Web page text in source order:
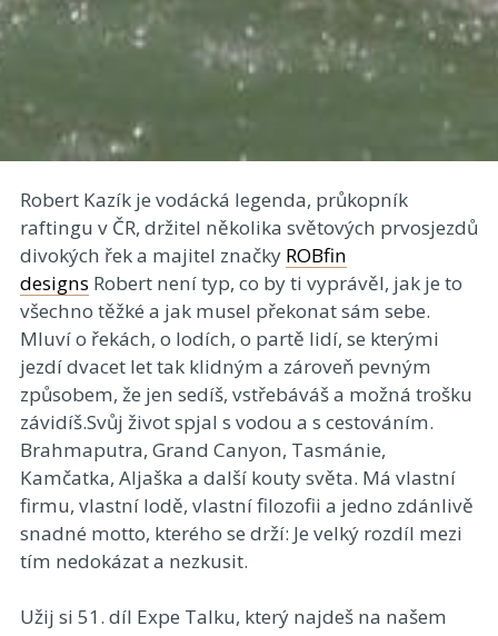
Robert Kazík je vodácká legenda, průkopník
raftingu v ČR, držitel několika světových prvosjezdů
divokých řek a majitel značky ROBfin
designs Robert není typ, co by ti vyprávěl, jak je to
všechno těžké a jak musel překonat sám sebe.
Mluví o řekách, o lodích, o partě lidí, se kterými
jezdí dvacet let tak klidným a zároveň pevným
způsobem, že jen sedíš, vstřebáváš a možná trošku
závidíš.Svůj život spjal s vodou a s cestováním.
Brahmaputra, Grand Canyon, Tasmánie,
Kamčatka, Aljaška a další kouty světa. Má vlastní
firmu, vlastní lodě, vlastní filozofii a jedno zdánlivě
snadné motto, kterého se drží: Je velký rozdíl mezi
tím nedokázat a nezkusit.
Užij si 51. díl Expe Talku, který najdeš na našem